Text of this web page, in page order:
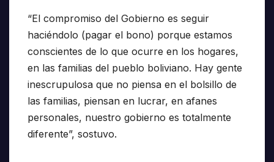
“El compromiso del Gobierno es seguir
haciéndolo (pagar el bono) porque estamos
conscientes de lo que ocurre en los hogares,
en las familias del pueblo boliviano. Hay gente
inescrupulosa que no piensa en el bolsillo de
las familias, piensan en lucrar, en afanes
personales, nuestro gobierno es totalmente
diferente”, sostuvo.